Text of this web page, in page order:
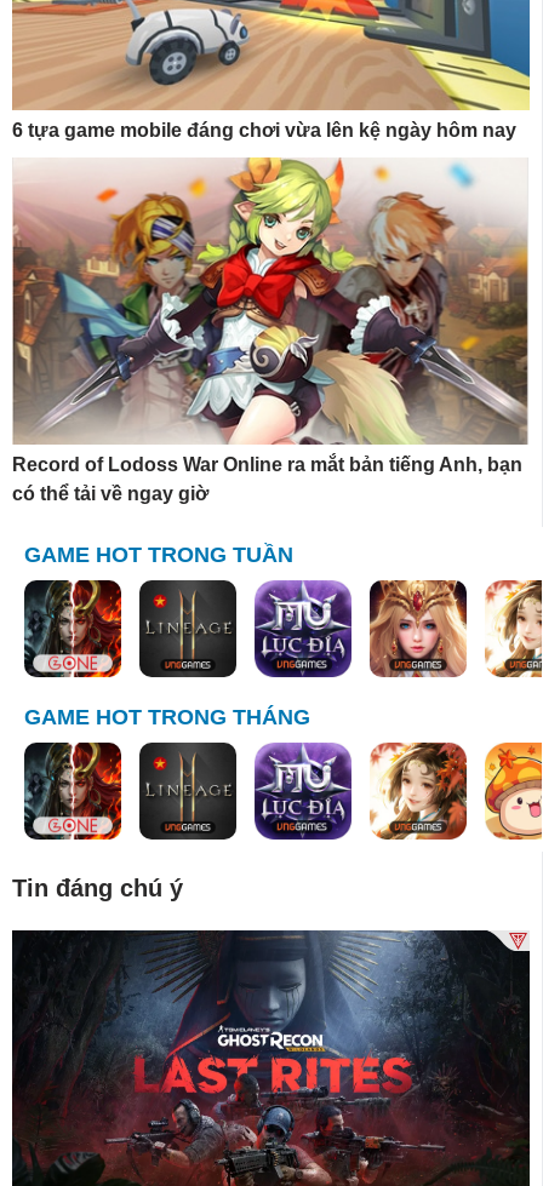
6 tựa game mobile đáng chơi vừa lên kệ ngày hôm nay
Record of Lodoss War Online ra mắt bản tiếng Anh, bạn
có thể tải về ngay giờ
GAME HOT TRONG TUẦN
GAME HOT TRONG THÁNG
Tin đáng chú ý